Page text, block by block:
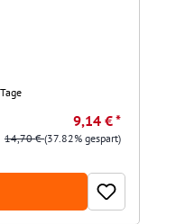
9,14 € *
14,70 €(37.82% gespart)